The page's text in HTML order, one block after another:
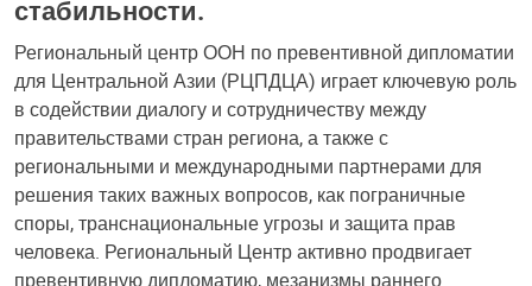
стабильности.
Региональный центр ООН по превентивной дипломатии
для Центральной Азии (РЦПДЦА) играет ключевую роль
в содействии диалогу и сотрудничеству между
правительствами стран региона, а также с
региональными и международными партнерами для
решения таких важных вопросов, как пограничные
споры, транснациональные угрозы и защита прав
человека. Региональный Центр активно продвигает
превентивную дипломатию, мезанизмы раннего